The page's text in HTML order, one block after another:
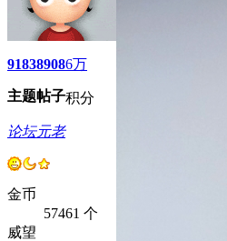
9183
主题
8908
帖子
6万
积分
论坛元老
金币
57461 个
威望